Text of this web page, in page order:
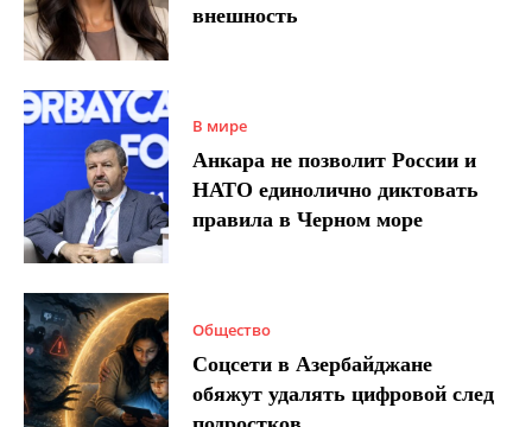
внешность
В мире
Анкара не позволит России и
НАТО единолично диктовать
правила в Черном море
Общество
Соцсети в Азербайджане
обяжут удалять цифровой след